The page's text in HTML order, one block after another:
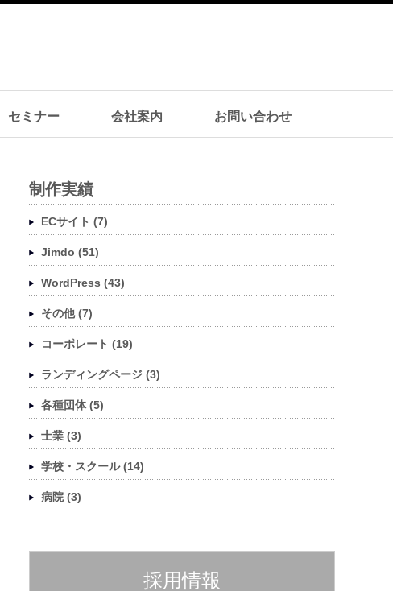
セミナー 会社案内 お問い合わせ
制作実績
ECサイト (7)
Jimdo (51)
WordPress (43)
その他 (7)
コーポレート (19)
ランディングページ (3)
各種団体 (5)
士業 (3)
学校・スクール (14)
病院 (3)
採用情報